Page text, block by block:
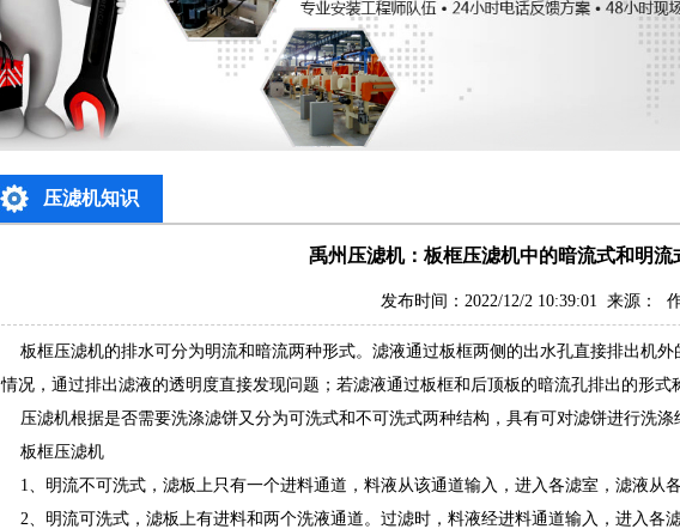
压滤机知识
禹州压滤机：板框压滤机中的暗流式和明流
发布时间：2022/12/2 10:39:01 来源：
板框压滤机的排水可分为明流和暗流两种形式。滤液通过板框两侧的出水孔直接排出机
情况，通过排出滤液的透明度直接发现问题；若滤液通过板框和后顶板的暗流孔排出的形式
压滤机根据是否需要洗涤滤饼又分为可洗式和不可洗式两种结构，具有可对滤饼进行洗涤
板框压滤机
1、明流不可洗式，滤板上只有一个进料通道，料液从该通道输入，进入各滤室，滤液从
2、明流可洗式，滤板上有进料和两个洗液通道。过滤时，料液经进料通道输入，进入各